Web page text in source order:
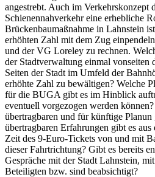
angestrebt. Auch im
Schienennahverkehr eine erhebliche
Brückenbaumaßnahme in Lahnstein
erhöhten Zahl mit dem Zug
und der VG Loreley zu rechnen.
der Stadtverwaltung einmal vonseiten
Seiten der Stadt im Umfeld der
erhöhte Zahl zu bewältigen? Welche
für die BUGA gibt es im Hinblick
eventuell vorgezogen werden
übertragbaren und für künftige Planun
übertragbaren Erfahrungen gibt es aus
Zeit des 9-Euro-Tickets von und mit
dieser Fahrtrichtung? Gibt es bereits
Gespräche mit der Stadt Lahnstein,
Beteiligten bzw. sind beabsichtigt?